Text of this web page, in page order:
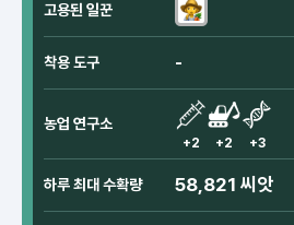
고용된 일꾼
착용 도구 -
농업 연구소
+2 +2 +3
하루 최대 수확량 58,821 씨앗